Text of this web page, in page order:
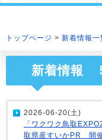
トップページ > 新着情報一
新着情報
2026-06-20(土)
「ワクワク鳥取
取県産すいかPR 開